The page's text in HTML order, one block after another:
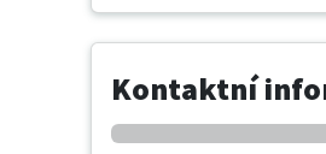
Kontaktní